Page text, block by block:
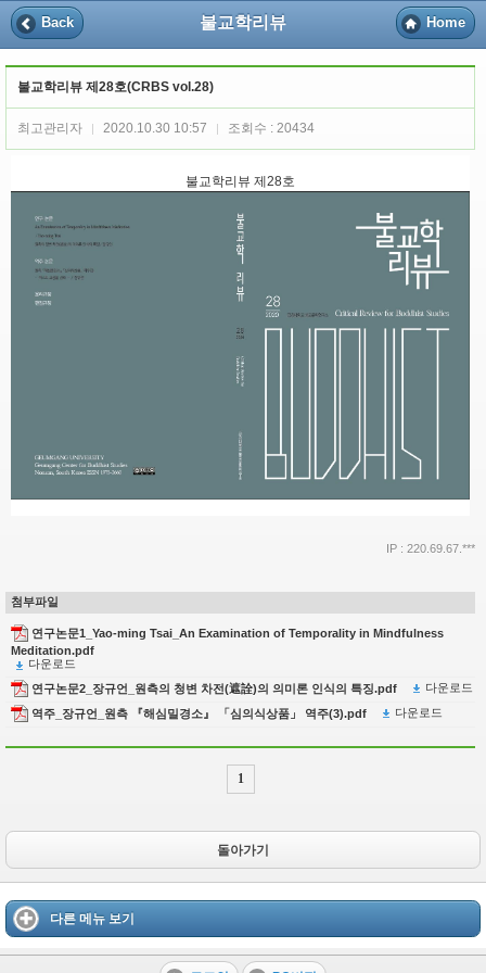
Back 불교학리뷰 Home
불교학리뷰 제28호(CRBS vol.28)
최고관리자 2020.10.30 10:57 조회수 : 20434
불교학리뷰 제28호
IP : 220.69.67.***
첨부파일
연구논문1_Yao-ming Tsai_An Examination of Temporality in Mindfulness
Meditation.pdf
다운로드
연구논문2_장규언_원측의 청변 차전(遮詮)의 의미론 인식의 특징.pdf
다운로드
역주_장규언_원측 『해심밀경소』 「심의식상품」 역주(3).pdf
다운로드
1
돌아가기
다른 메뉴 보기